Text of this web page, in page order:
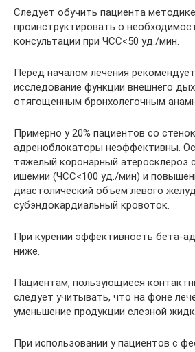
Следует обучить пациента
проинструктировать о
консультации при ЧСС<50 уд./мин.
Перед началом лечения
исследование функции внешнего
отягощенным бронхолегочным
Примерно у 20% пациентов со
адреноблокаторы неэффективны.
тяжелый коронарный атеросклероз
ишемии (ЧСС<100 уд./мин) и
диастолический объем левого
субэндокардиальный кровоток.
При курении эффективность бета-
ниже.
Пациентам, пользующиеся
следует учитывать, что на фоне
уменьшение продукции слезной
При использовании у пациентов с